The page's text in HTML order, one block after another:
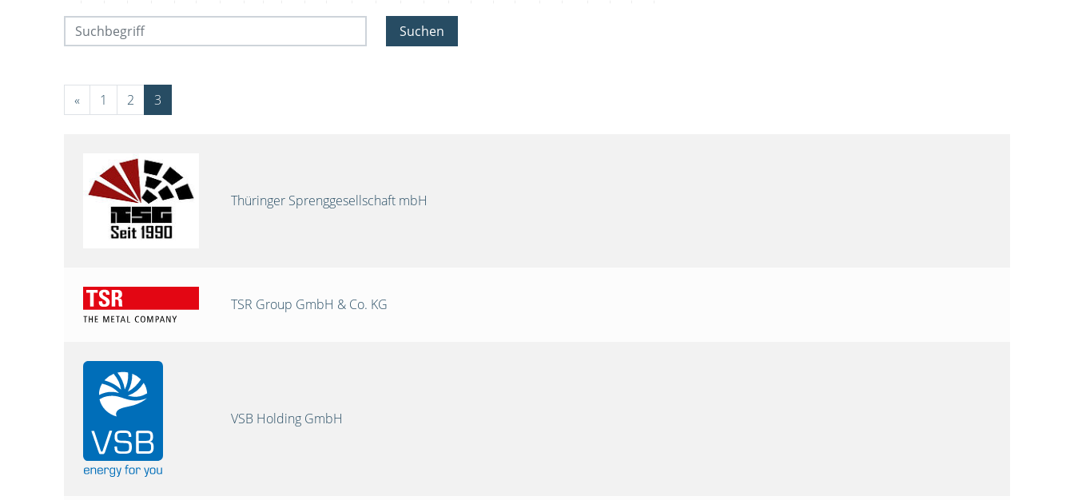
Suchen
« 1 2 3
Thüringer Sprenggesellschaft mbH
TSR Group GmbH & Co. KG
VSB Holding GmbH